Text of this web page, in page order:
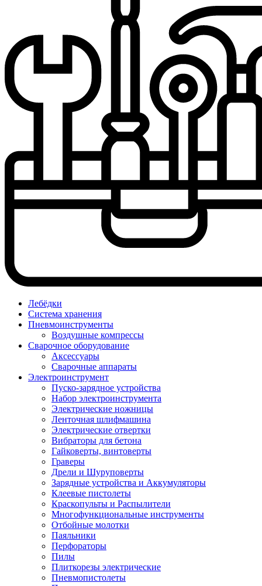
Лебёдки
Система хранения
Пневмоинструменты
Воздушные компрессы
Сварочное оборудование
Аксессуары
Сварочные аппараты
Электроинструмент
Пуско-зарядное устройства
Набор электроинструмента
Электрические ножницы
Ленточная шлифмашина
Электрические отвертки
Вибраторы для бетона
Гайковерты, винтоверты
Граверы
Дрели и Шуруповерты
Зарядные устройства и Аккумуляторы
Клеевые пистолеты
Краскопульты и Распылители
Многофункциональные инструменты
Отбойные молотки
Паяльники
Перфораторы
Пилы
Плиткорезы электрические
Пневмопистолеты